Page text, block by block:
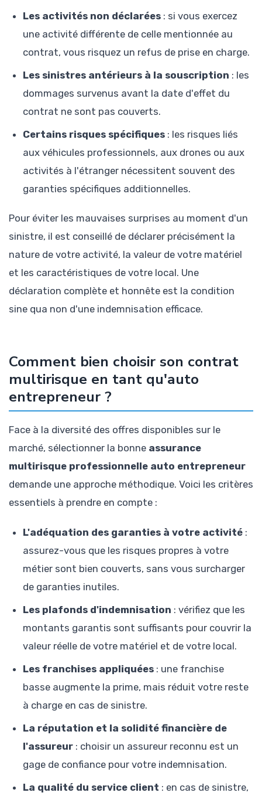
Les activités non déclarées : si vous exercez
une activité différente de celle mentionnée au
contrat, vous risquez un refus de prise en charge.
Les sinistres antérieurs à la souscription : les
dommages survenus avant la date d'effet du
contrat ne sont pas couverts.
Certains risques spécifiques : les risques liés
aux véhicules professionnels, aux drones ou aux
activités à l'étranger nécessitent souvent des
garanties spécifiques additionnelles.
Pour éviter les mauvaises surprises au moment d'un
sinistre, il est conseillé de déclarer précisément la
nature de votre activité, la valeur de votre matériel
et les caractéristiques de votre local. Une
déclaration complète et honnête est la condition
sine qua non d'une indemnisation efficace.
Comment bien choisir son contrat
multirisque en tant qu'auto
entrepreneur ?
Face à la diversité des offres disponibles sur le
marché, sélectionner la bonne assurance
multirisque professionnelle auto entrepreneur
demande une approche méthodique. Voici les critères
essentiels à prendre en compte :
L'adéquation des garanties à votre activité :
assurez-vous que les risques propres à votre
métier sont bien couverts, sans vous surcharger
de garanties inutiles.
Les plafonds d'indemnisation : vérifiez que les
montants garantis sont suffisants pour couvrir la
valeur réelle de votre matériel et de votre local.
Les franchises appliquées : une franchise
basse augmente la prime, mais réduit votre reste
à charge en cas de sinistre.
La réputation et la solidité financière de
l'assureur : choisir un assureur reconnu est un
gage de confiance pour votre indemnisation.
La qualité du service client : en cas de sinistre,